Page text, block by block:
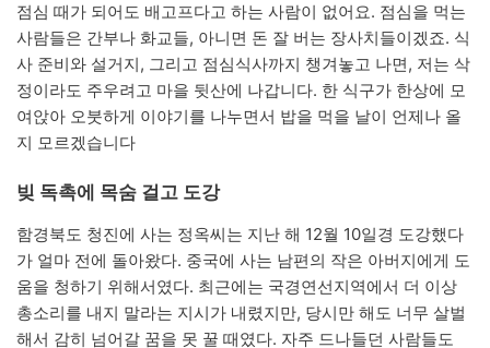
점심 때가 되어도 배고프다고 하는 사람이 없어요. 점심을 먹는
사람들은 간부나 화교들, 아니면 돈 잘 버는 장사치들이겠죠. 식
사 준비와 설거지, 그리고 점심식사까지 챙겨놓고 나면, 저는 삭
정이라도 주우려고 마을 뒷산에 나갑니다. 한 식구가 한상에 모
여앉아 오붓하게 이야기를 나누면서 밥을 먹을 날이 언제나 올
지 모르겠습니다
빚 독촉에 목숨 걸고 도강
함경북도 청진에 사는 정옥씨는 지난 해 12월 10일경 도강했다
가 얼마 전에 돌아왔다. 중국에 사는 남편의 작은 아버지에게 도
움을 청하기 위해서였다. 최근에는 국경연선지역에서 더 이상
총소리를 내지 말라는 지시가 내렸지만, 당시만 해도 너무 살벌
해서 감히 넘어갈 꿈을 못 꿀 때였다. 자주 드나들던 사람들도